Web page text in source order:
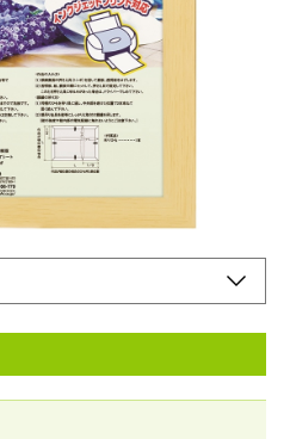
脂を使用した環境にやさしい額縁
ンショップ